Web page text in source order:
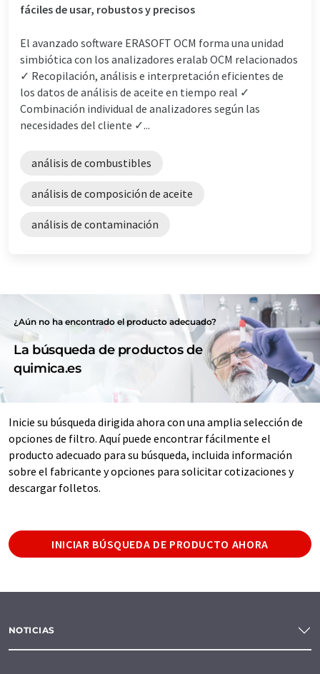
fáciles de usar, robustos y precisos
El avanzado software ERASOFT OCM forma una unidad
simbiótica con los analizadores eralab OCM relacionados
✓ Recopilación, análisis e interpretación eficientes de
los datos de análisis de aceite en tiempo real ✓
Combinación individual de analizadores según las
necesidades del cliente ✓...
análisis de combustibles
análisis de composición de aceite
análisis de contaminación
¿Aún no ha encontrado el producto adecuado?
La búsqueda de productos de
quimica.es
Inicie su búsqueda dirigida ahora con una amplia selección de
opciones de filtro. Aquí puede encontrar fácilmente el
producto adecuado para su búsqueda, incluida información
sobre el fabricante y opciones para solicitar cotizaciones y
descargar folletos.
INICIAR BÚSQUEDA DE PRODUCTO AHORA
NOTICIAS